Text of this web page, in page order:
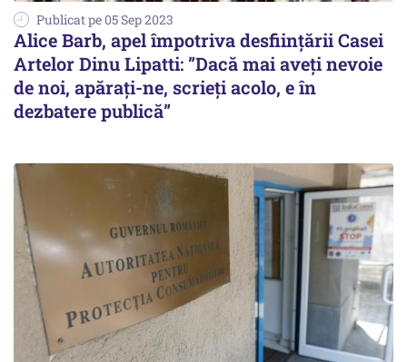
Publicat pe 05 Sep 2023
Alice Barb, apel împotriva desființării Casei
Artelor Dinu Lipatti: ”Dacă mai aveți nevoie
de noi, apărați-ne, scrieți acolo, e în
dezbatere publică”